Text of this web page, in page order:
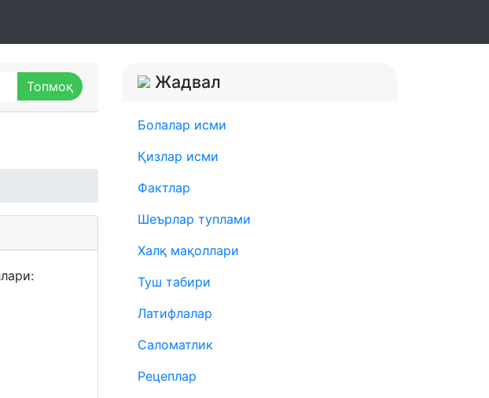
Жадвал
Болалар исми
Қизлар исми
Фактлар
Шеърлар туплами
Халқ мақоллари
Туш табири
Латифлалар
Саломатлик
Рецеплар